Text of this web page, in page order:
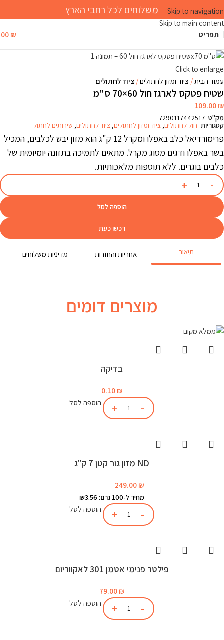
Skip to navigation
Skip to main content
משלוחים לכל רחבי הארץ
תפריט ₪
Click to enlarge
עמוד הבית
ציוד ומזון לחתולים ציוד לחתולים
שטיח פטקס לארגז חול 60×70 ס"מ
109.00₪
מק"ט 7290117442517
קטגוריות חול לחתולים, ציוד ומזון לחתולים, ציוד לחתולים, שירותים לחתול
פרימורדיאל כלב באפלו ומקרל 12 ק"ג הוא מזון יבש לכלבים, המכיל
בשר באפלו ודגים מסוג מקרל. מתאים לתמיכה בתזונה יומיומית של
כלבים בוגרים. ללא תוספות מלאכותיות.
הוספה לסל
רכשו כעת
תיאור אחריות והחזרות מדיניות משלוחים
מוצרים דומים
בדיקה
0.10 ₪
הוספה לסל
ND מזון גור קטן 7 ק"ג
249.00 ₪
מחיר ל-100 גרם: ₪3.56
הוספה לסל
פילטר פנימי אטמן 301 לאקווריום
79.00 ₪
הוספה לסל